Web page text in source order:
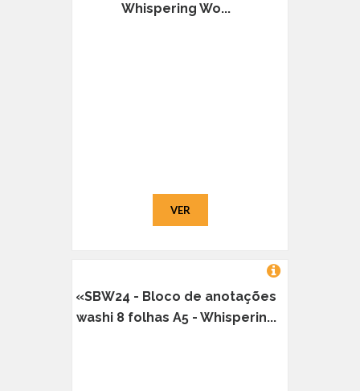
Whispering Wo...
VER
«SBW24 - Bloco de anotações
washi 8 folhas A5 - Whisperin...